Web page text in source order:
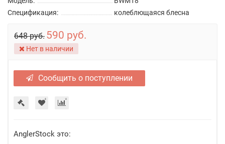
Спецификация:
колеблющаяся блесна
648 руб. 590 руб.
Нет в наличии
Сообщить о поступлении
AnglerStock это: